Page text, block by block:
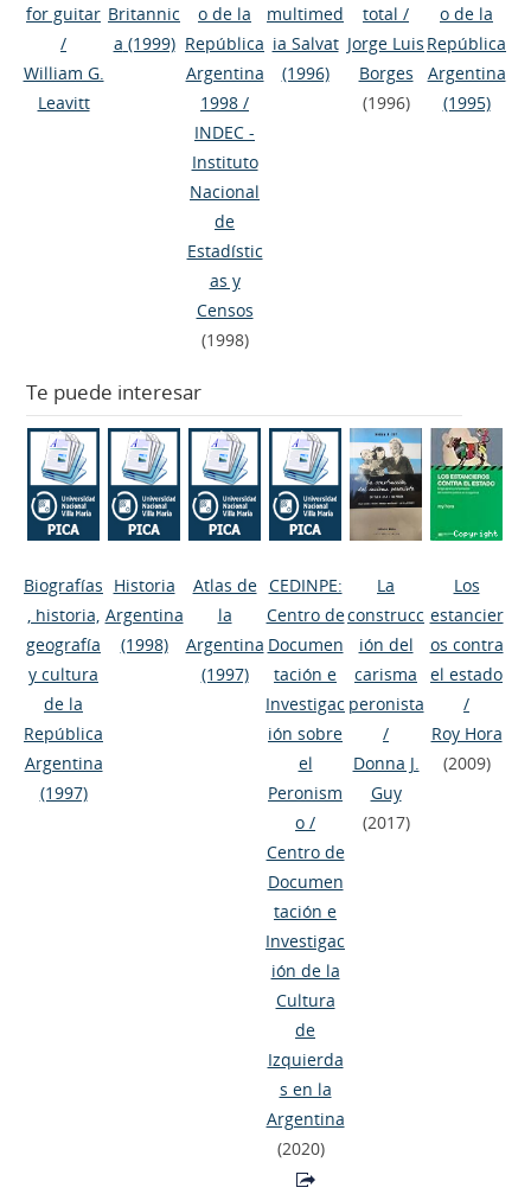
for guitar
/
William G.
Leavitt
Britannic
a (1999)
o de la
República
Argentina
1998 /
INDEC -
Instituto
Nacional
de
Estadístic
as y
Censos
(1998)
multimed
ia Salvat
(1996)
total /
Jorge Luis
Borges
(1996)
o de la
República
Argentina
(1995)
Te puede interesar
Biografías
, historia,
geografía
y cultura
de la
República
Argentina
(1997)
Historia
Argentina
(1998)
Atlas de
la
Argentina
(1997)
CEDINPE:
Centro de
Documen
tación e
Investigac
ión sobre
el
Peronism
o /
Centro de
Documen
tación e
Investigac
ión de la
Cultura
de
Izquierda
s en la
Argentina
(2020)
La
construcc
ión del
carisma
peronista
/
Donna J.
Guy
(2017)
Los
estancier
os contra
el estado
/
Roy Hora
(2009)